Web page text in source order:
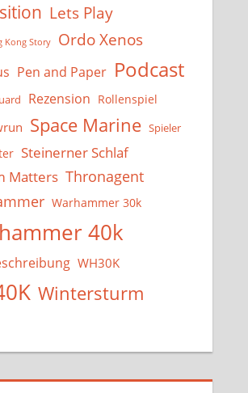
Lets Play
Kong Story Ordo Xenos
Pen and Paper Podcast
Rezension Rollenspiel
Space Marine Spieler
Steinerner Schlaf
Matters Thronagent
Warhammer 30k
40k
WH30K
Wintersturm